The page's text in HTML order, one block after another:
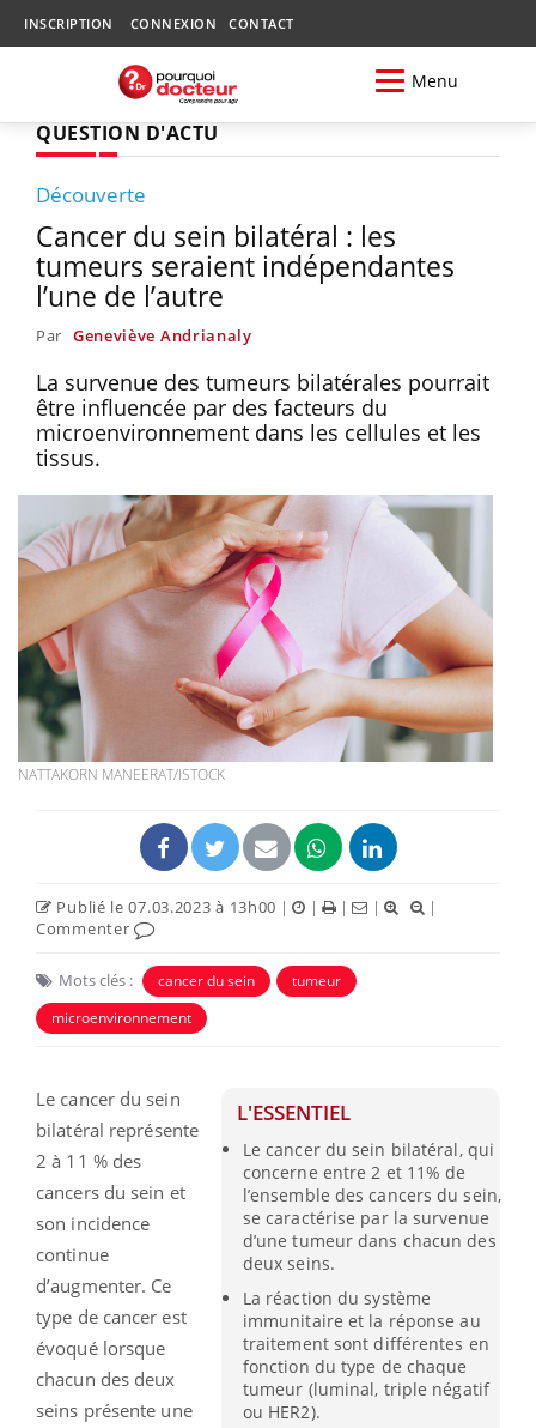
INSCRIPTION CONNEXION CONTACT
Menu
QUESTION D'ACTU
Découverte
Cancer du sein bilatéral : les
tumeurs seraient indépendantes
l’une de l’autre
Par Geneviève Andrianaly
La survenue des tumeurs bilatérales pourrait
être influencée par des facteurs du
microenvironnement dans les cellules et les
tissus.
NATTAKORN MANEERAT/ISTOCK
Publié le 07.03.2023 à 13h00 | | | |
|
Commenter
Mots clés : cancer du sein
tumeur
microenvironnement
L'ESSENTIEL
Le cancer du sein bilatéral, qui
concerne entre 2 et 11% de
l’ensemble des cancers du sein,
se caractérise par la survenue
d’une tumeur dans chacun des
deux seins.
La réaction du système
immunitaire et la réponse au
traitement sont différentes en
fonction du type de chaque
tumeur (luminal, triple négatif
ou HER2).
Le cancer du sein
bilatéral représente
2 à 11 % des
cancers du sein et
son incidence
continue
d’augmenter. Ce
type de cancer est
évoqué lorsque
chacun des deux
seins présente une